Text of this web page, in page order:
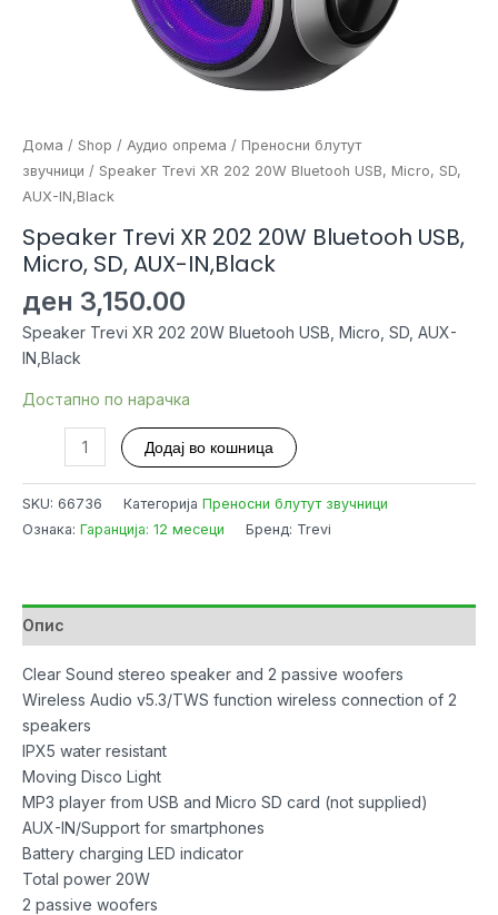
Дома / Shop / Аудио опрема / Преносни блутут
звучници / Speaker Trevi XR 202 20W Bluetooh USB, Micro, SD,
AUX-IN,Black
Speaker Trevi XR 202 20W Bluetooh USB,
Micro, SD, AUX-IN,Black
ден 3,150.00
Speaker Trevi XR 202 20W Bluetooh USB, Micro, SD, AUX-
IN,Black
Достапно по нарачка
Speaker
XR
Micro,
SD,
AUX-
IN,Black
количина
Додај во кошница
SKU: 66736 Категорија Преносни блутут звучници
Ознака: Гаранција: 12 месеци Бренд: Trevi
Опис
Clear Sound stereo speaker and 2 passive woofers
Wireless Audio v5.3/TWS function wireless connection of 2
speakers
IPX5 water resistant
Moving Disco Light
MP3 player from USB and Micro SD card (not supplied)
AUX-IN/Support for smartphones
Battery charging LED indicator
Total power 20W
2 passive woofers